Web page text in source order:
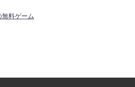
料ゲーム